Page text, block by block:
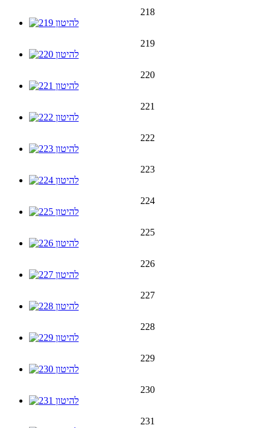
218
219
220
221
222
223
224
225
226
227
228
229
230
231